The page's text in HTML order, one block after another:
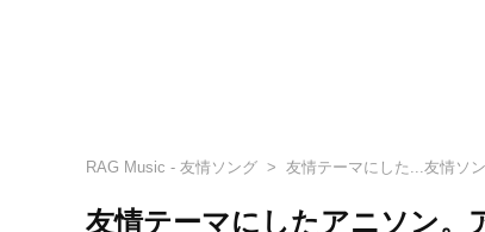
RAG Music - 友情ソング 友情テーマにした...友情ソ
友情テーマにしたアニソン。